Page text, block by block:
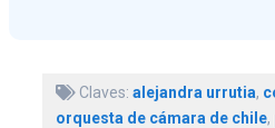
Claves: alejandra urrutia,
orquesta de cámara de chile,